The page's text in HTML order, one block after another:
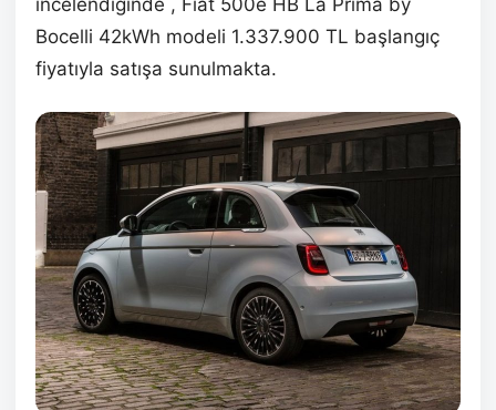
incelendiğinde , Fiat 500e HB La Prima by
Bocelli 42kWh modeli 1.337.900 TL başlangıç
fiyatıyla satışa sunulmakta.